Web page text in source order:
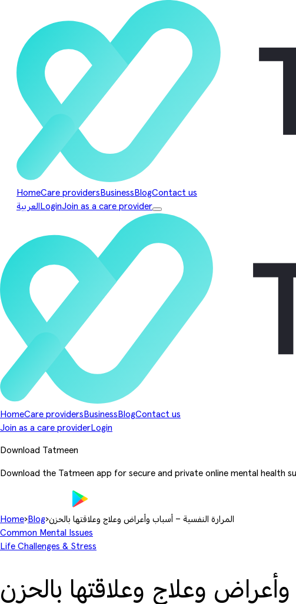
HomeCare providers Business BlogContact us
العربية LoginJoin as a care provider
HomeCare providers Business BlogContact us
Join as a care provider Login
Download Tatmeen
Download the Tatmeen app for secure and private online mental health
Home› Blog›المرارة النفسية – أسباب وأعراض وعلاج وعلاقتها بالحزن
Common Mental Issues
Life Challenges & Stress
وعلاج وعلاقتها بالحزن